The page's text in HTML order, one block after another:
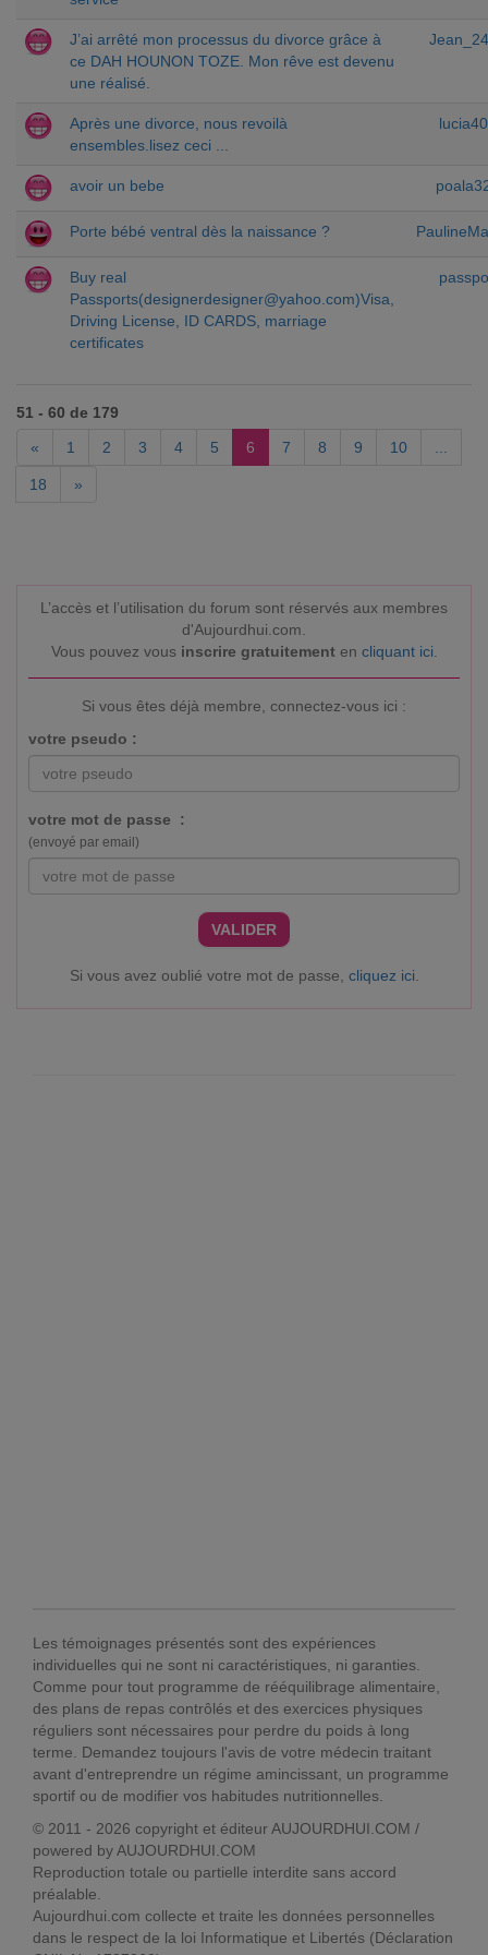
J’ai arrêté mon processus du divorce grâce à
ce DAH HOUNON TOZE. Mon rêve est devenu
une réalisé.
Après une divorce, nous revoilà
ensembles.lisez ceci ...
avoir un bebe
Porte bébé ventral dès la naissance ?
Buy real
Passports(designerdesigner@yahoo.com)Visa,
Driving License, ID CARDS, marriage
certificates
51 - 60 de 179
«
1 2 3 4 5 6 7 8 9 10
18 »
L’accès et l’utilisation du forum sont réservés aux membres
d'Aujourdhui.com.
Vous pouvez vous inscrire gratuitementen cliquant ici
Si vous êtes déjà membre, connectez-vous ici :
votre pseudo :
votre mot de passe :
(envoyé par email)
VALIDER
Si vous avez oublié votre mot de passe, cliquez ici
Les témoignages présentés sont des expériences
individuelles qui ne sont ni caractéristiques, ni garanties.
Comme pour tout programme de rééquilibrage alimentaire,
des plans de repas contrôlés et des exercices physiques
réguliers sont nécessaires pour perdre du poids à long
terme. Demandez toujours l'avis de votre médecin traitant
avant d'entreprendre un régime amincissant, un programme
sportif ou de modifier vos habitudes nutritionnelles.
© 2011 - 2026 copyright et éditeur AUJOURDHUI.COM /
powered by AUJOURDHUI.COM
Reproduction totale ou partielle interdite sans accord
préalable.
Aujourdhui.com collecte et traite les données personnelles
dans le respect de la loi Informatique et Libertés (Déclaration